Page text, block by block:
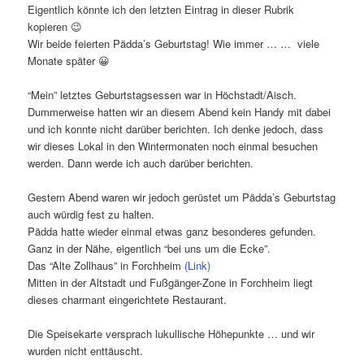
Eigentlich könnte ich den letzten Eintrag in dieser Rubrik
kopieren 😉
Wir beide feierten Pädda’s Geburtstag! Wie immer … … viele
Monate später 😀
“Mein” letztes Geburtstagsessen war in Höchstadt/Aisch.
Dummerweise hatten wir an diesem Abend kein Handy mit dabei
und ich konnte nicht darüber berichten. Ich denke jedoch, dass
wir dieses Lokal in den Wintermonaten noch einmal besuchen
werden. Dann werde ich auch darüber berichten.
Gestern Abend waren wir jedoch gerüstet um Pädda’s Geburtstag
auch würdig fest zu halten.
Pädda hatte wieder einmal etwas ganz besonderes gefunden.
Ganz in der Nähe, eigentlich “bei uns um die Ecke”.
Das “Alte Zollhaus” in Forchheim (Link)
Mitten in der Altstadt und Fußgänger-Zone in Forchheim liegt
dieses charmant eingerichtete Restaurant.
Die Speisekarte versprach lukullische Höhepunkte … und wir
wurden nicht enttäuscht.